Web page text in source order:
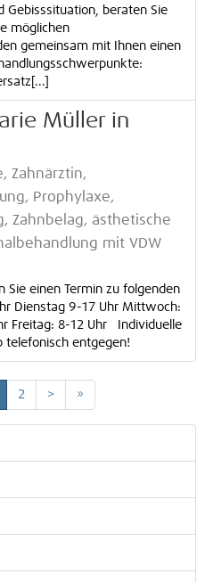
Gebisssituation, beraten Sie
möglichen
gemeinsam mit Ihnen einen
Müller in
Zahnärztin,
Prophylaxe,
Zahnbelag, ästhetische
mit VDW
Sie einen Termin zu folgenden
Dienstag 9-17 Uhr Mittwoch:
Freitag: 8-12 Uhr Individuelle
telefonisch entgegen!
2 > »